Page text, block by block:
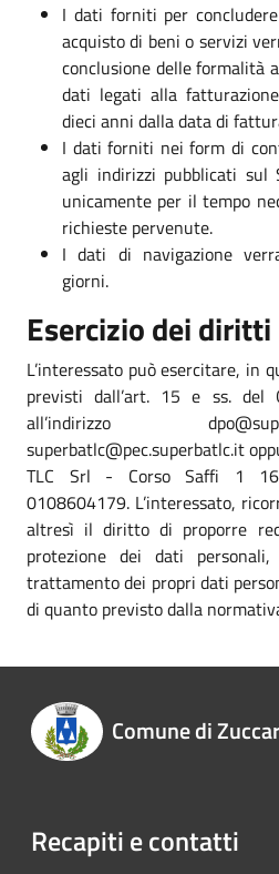
I dati forniti per
acquisto di beni o servizi
conclusione delle formalità
dati legati alla
dieci anni dalla data di
I dati forniti nei form di
agli indirizzi pubblicati sul
unicamente per il tempo
richieste pervenute.
I dati di navigazione
giorni.
Esercizio dei diritti
L’interessato può esercitare, in
previsti dall’art. 15 e ss. del
all’indirizzo
superbatlc@pec.superbatlc.it
TLC Srl - Corso Saffi 1
0108604179. L’interessato,
altresì il diritto di proporre
protezione dei dati
trattamento dei propri dati
di quanto previsto dalla
Comune di
Recapiti e contatti